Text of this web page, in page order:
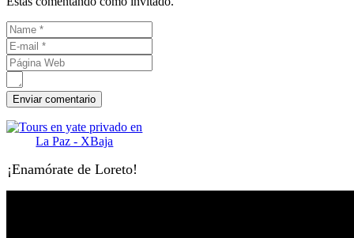
¡Enamórate de Loreto!